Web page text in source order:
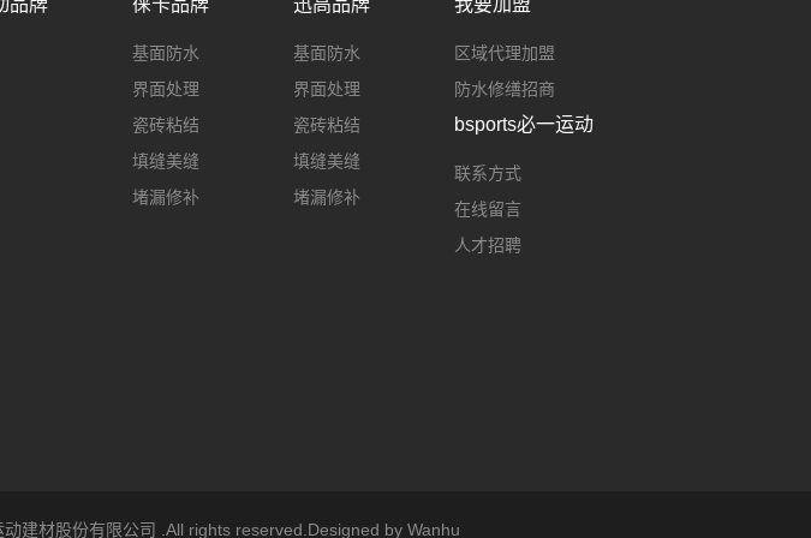
品牌 徕卡品牌
基面防水
界面处理
瓷砖粘结
填缝美缝
堵漏修补
迅高品牌
基面防水
界面处理
瓷砖粘结
填缝美缝
堵漏修补
我要加盟
区域代理加盟
防水修缮招商
bsports必一运动
联系方式
在线留言
人才招聘
建材股份有限公司 .All rights reserved.Designed by Wanhu